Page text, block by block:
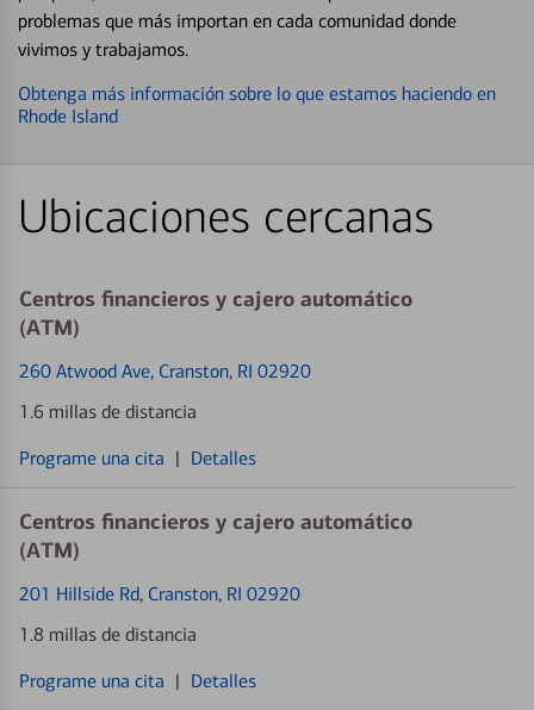
problemas que más importan en cada comunidad donde
vivimos y trabajamos.
Obtenga más información sobre lo que estamos haciendo en
Rhode Island
Ubicaciones cercanas
Centros financieros y cajero automático
(ATM)
260 Atwood Ave, Cranston, RI 02920
1.6 millas de distancia
Programe una cita | Detalles
Centros financieros y cajero automático
(ATM)
201 Hillside Rd, Cranston, RI 02920
1.8 millas de distancia
Programe una cita | Detalles